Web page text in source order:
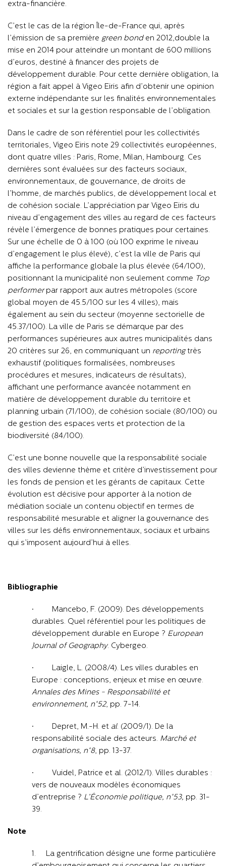
extra-financière.
C’est le cas de la région Île-de-France qui, après
l’émission de sa première green bonden 2012,double la
mise en 2014 pour atteindre un montant de 600 millions
d’euros, destiné à financer des projets de
développement durable. Pour cette dernière obligation, la
région a fait appel à Vigeo Eiris afin d’obtenir une opinion
externe indépendante sur les finalités environnementales
et sociales et sur la gestion responsable de l’obligation.
Dans le cadre de son référentiel pour les collectivités
territoriales, Vigeo Eiris note 29 collectivités européennes,
dont quatre villes : Paris, Rome, Milan, Hambourg. Ces
dernières sont évaluées sur des facteurs sociaux,
environnementaux, de gouvernance, de droits de
l’homme, de marchés publics, de développement local et
de cohésion sociale. L’appréciation par Vigeo Eiris du
niveau d’engagement des villes au regard de ces facteurs
révèle l’émergence de bonnes pratiques pour certaines.
Sur une échelle de 0 à 100 (où 100 exprime le niveau
d’engagement le plus élevé), c’est la ville de Paris qui
affiche la performance globale la plus élevée (64/100),
positionnant la municipalité non seulement comme Top
performerpar rapport aux autres métropoles (score
global moyen de 45.5/100 sur les 4 villes), mais
également au sein du secteur (moyenne sectorielle de
45.37/100). La ville de Paris se démarque par des
performances supérieures aux autres municipalités dans
20 critères sur 26, en communiquant un reportingtrès
exhaustif (politiques formalisées, nombreuses
procédures et mesures, indicateurs de résultats),
affichant une performance avancée notamment en
matière de développement durable du territoire et
planning urbain (71/100), de cohésion sociale (80/100) ou
de gestion des espaces verts et protection de la
biodiversité (84/100).
C’est une bonne nouvelle que la responsabilité sociale
des villes devienne thème et critère d’investissement pour
les fonds de pension et les gérants de capitaux. Cette
évolution est décisive pour apporter à la notion de
médiation sociale un contenu objectif en termes de
responsabilité mesurable et aligner la gouvernance des
villes sur les défis environnementaux, sociaux et urbains
qui s’imposent aujourd’hui à elles.
Bibliographie
· Mancebo, F. (2009). Des développements
durables. Quel référentiel pour les politiques de
développement durable en Europe ? European
Journal of Geography. Cybergeo.
· Laigle, L. (2008/4). Les villes durables en
Europe : conceptions, enjeux et mise en œuvre.
Annales des Mines - Responsabilité et
environnement, n°52, pp. 7-14.
· Depret, M.-H. et al. (2009/1). De la
responsabilité sociale des acteurs. Marché et
organisations, n°8, pp. 13-37.
· Vuidel, Patrice et al. (2012/1). Villes durables :
vers de nouveaux modèles économiques
d’entreprise ? L’Économie politique, n°53, pp. 31-
39.
Note
1. La gentrification désigne une forme particulière